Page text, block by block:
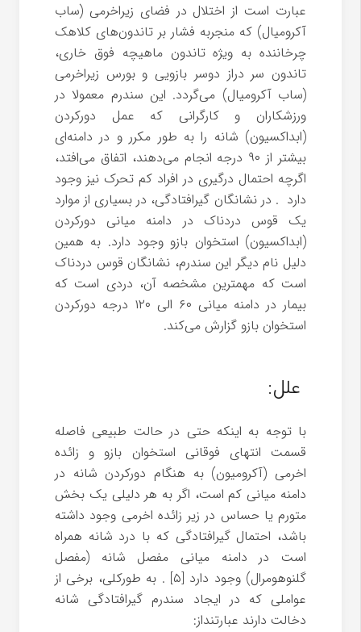
عبارت است از اختلال در فضای زیراخرمی (ساب
آکرومیال) که منجربه فشار بر تاندون‌های کلاهک
چرخاننده به ویژه تاندون ماهیچه فوق خاری،
تاندون سر دراز دوسر بازویی و بورس زیراخرمی
(ساب آکرومیال) می‌گردد. این سندرم معمولا در
ورزشکاران و کارگرانی که عمل دورکردن
(ابداکسیون) شانه را به طور مکرر و در دامنه‌ای
بیشتر از ۹۰ درجه انجام می‌دهند، اتفاق می‌افتد،
اگرچه احتمال درگیری در افراد کم تحرک نیز وجود
دارد . در نشانگان گیرافتادگی، در بسیاری از موارد
یک قوس دردناک در دامنه میانی دورکردن
(ابداکسیون) استخوان بازو وجود دارد. به همین
دلیل نام دیگر این سندرم، نشانگان قوس دردناک
است که مهمترین مشخصه آن، دردی است که
بیمار در دامنه میانی ۶۰ الی ۱۲۰ درجه دورکردن
استخوان بازو گزارش می‌کند.
علل:
با توجه به اینکه حتی در حالت طبیعی فاصله
قسمت انتهای فوقانی استخوان بازو و زائده
اخرمی (آکرومیون) به هنگام دورکردن شانه در
دامنه میانی کم است، اگر به هر دلیلی یک بخش
متورم یا حساس در زیر زائده اخرمی وجود داشته
باشد، احتمال گیرافتادگی که با درد شانه همراه
است در دامنه میانی مفصل شانه (مفصل
گلنوهومرال) وجود دارد [۵] . به طورکلی، برخی از
عواملی که در ایجاد سندرم گیرافتادگی شانه
دخالت دارند عبارتنداز: